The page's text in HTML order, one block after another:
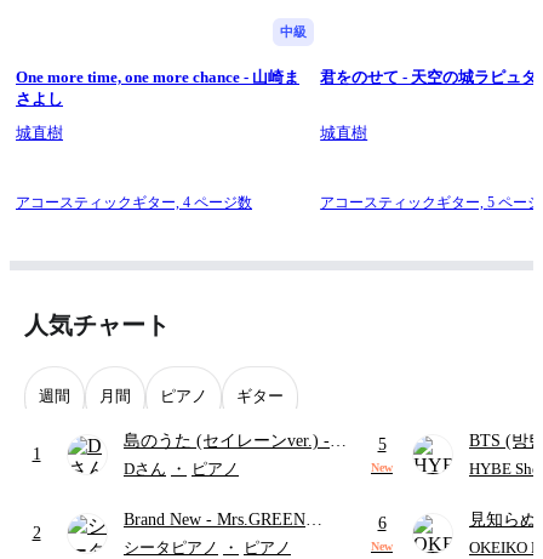
中級
One more time, one more chance - 山崎ま
さよし
城直樹
アコースティックギター, 4 ページ数
君をのせて - 天空の城ラピュタ
城直樹
アコースティックギター,5 ペー
人気チャート
週間 月間 ピアノ ギター
1
島のうた (セイレーンver.) -
セイレーン(CV.鈴木みのり)
ード・ペダル付き/『映画ちい
かわ 人魚の島のひみつ』よ
Dさん ・ ピアノ
2
Brand New - Mrs.GREEN
APPLE
シータピアノ ・ ピアノ
5
New
BTS (방
HYBE
6
New
見知ら
ャツが乾
OKEIKO